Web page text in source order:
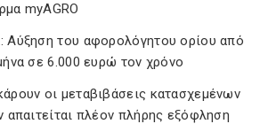
myAGRO
Αύξηση του αφορολόγητου ορίου από
σε 6.000 ευρώ τον χρόνο
οι μεταβιβάσεις κατασχεμένων
απαιτείται πλέον πλήρης εξόφληση